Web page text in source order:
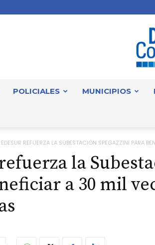
POLICIALES MUNICIPIOS
EDESUR REFUERZA LA SUBESTACIÓN SPEGAZZINI PARA
la
a 30 mil